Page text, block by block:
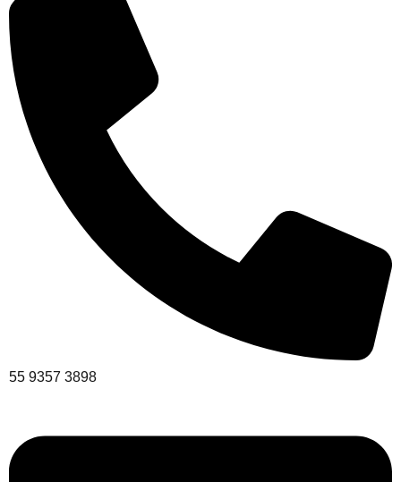
55 9357 3898